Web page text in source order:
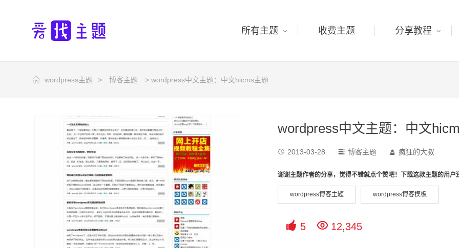
所有主题 收费主题 分享教程
wordpress主题 > 博客主题 > wordpress中文主题：中文hicms主题
wordpress中文主题：中文
 2013-03-28  博客主题  疯狂的大叔
谢谢主题作者的分享，觉得不错就点个赞吧！下载这款主题的用户
wordpress博客主题 wordpress博客模板
 5  12,345